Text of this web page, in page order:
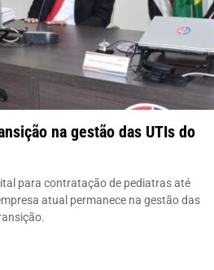
na gestão das UTIs do
para contratação de pediatras até
atual permanece na gestão das